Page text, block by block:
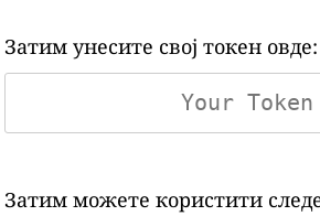
Затим унесите свој токен овде:
Затим можете користити